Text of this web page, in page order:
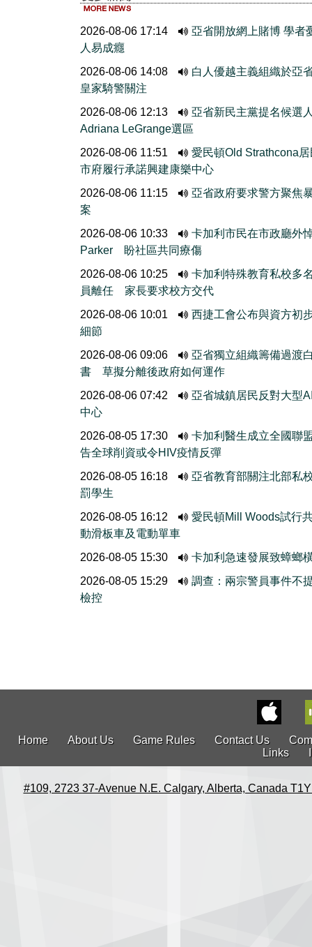
2026-08-06 17:14
亞省開放網上賭博 學者
人易成癮
2026-08-06 14:08
白人優越主義組織於亞
皇家騎警關注
2026-08-06 12:13
亞省新民主黨提名候選
Adriana LeGrange選區
2026-08-06 11:51
愛民頓Old Strathcona
市府履行承諾興建康樂中心
2026-08-06 11:15
亞省政府要求警方聚焦
案
2026-08-06 10:33
卡加利市民在市政廳外
Parker 盼社區共同療傷
2026-08-06 10:25
卡加利特殊教育私校多
員離任 家長要求校方交代
2026-08-06 10:01
西捷工會公布與資方初
細節
2026-08-06 09:06
亞省獨立組織籌備過渡
書 草擬分離後政府如何運作
2026-08-06 07:42
亞省城鎮居民反對大型
中心
2026-08-05 17:30
卡加利醫生成立全國聯
告全球削資或令HIV疫情反彈
2026-08-05 16:18
亞省教育部關注北部私
罰學生
2026-08-05 16:12
愛民頓Mill Woods試行
動滑板車及電動單車
2026-08-05 15:30
卡加利急速發展致蟑螂
2026-08-05 15:29
調查：兩宗警員事件不
檢控
Home About Us Game Rules Contact Us
Links
#109, 2723 37-Avenue N.E. Calgary, Alberta, Canada